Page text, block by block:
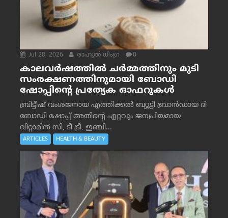
Jul 28, 2026 രാഹുല്‍ ധിംഗ്ര 0
കാലവർഷത്തിൽ ചർമ്മത്തിനും മുടി
സംരക്ഷണത്തിനുമായി ബോഡി
ഷോപ്പിന്റെ പ്രത്യേക ഓഫറുകൾ
ബ്രിട്ടീഷ് വംശജനായ എത്തിക്കൽ ബ്യൂട്ടി ബ്രാൻഡായ ദി
ബോഡി ഷോപ്പ് അതിന്റെ ഏറ്റവും ജനപ്രിയമായ
വിറ്റാമിൻ സി, ടീ ട്രീ, ഇഞ്ചി...
ARTICLES HEALTH & BEAUTY